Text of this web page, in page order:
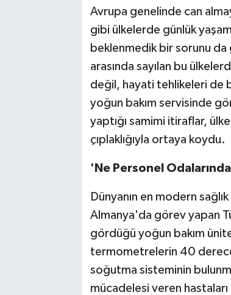
Avrupa genelinde can
gibi ülkelerde günlük
beklenmedik bir sorunu da
arasında sayılan bu
değil, hayati tehlikeleri de
yoğun bakım servisinde
yaptığı samimi itiraflar,
çıplaklığıyla ortaya koydu.
'Ne Personel
Dünyanın en modern
Almanya'da görev yapan
gördüğü yoğun bakım
termometrelerin 40
soğutma sisteminin
mücadelesi veren hastaları